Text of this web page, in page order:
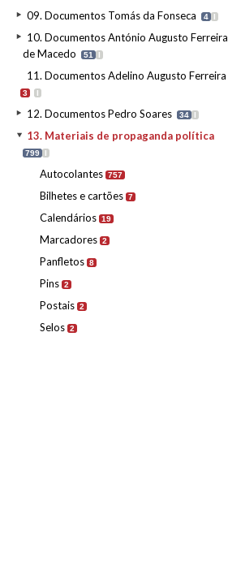
09. Documentos Tomás da Fonseca 4 I
10. Documentos António Augusto Ferreira
de Macedo
51 I
11. Documentos Adelino Augusto Ferreira
3 I
12. Documentos Pedro Soares 34 I
13. Materiais de propaganda política
799 I
Autocolantes 757
Bilhetes e cartões 7
Calendários 19
Marcadores 2
Panfletos 8
Pins 2
Postais 2
Selos 2